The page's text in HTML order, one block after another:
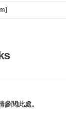
參閱此處。